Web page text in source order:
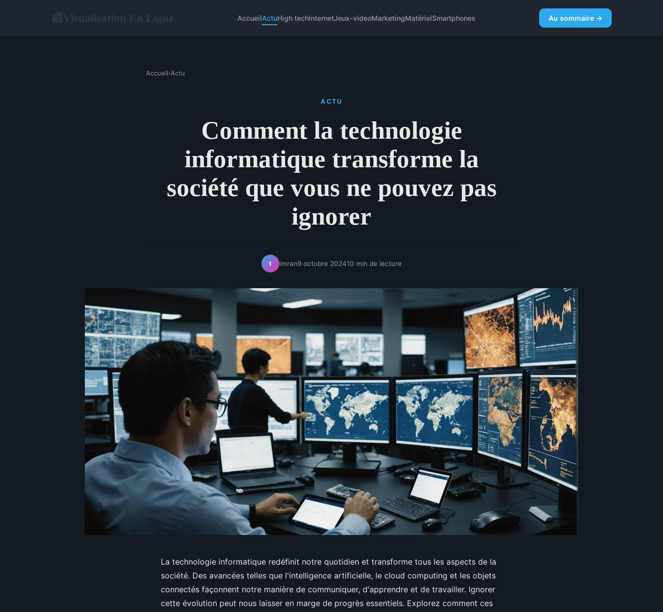
AccueilActuHigh techInternetJeux-videoMarketingMatérielSmartphones Au sommaire →
Accueil›Actu
ACTU
Comment la technologie
informatique transforme la
société que vous ne pouvez pas
ignorer
I Imran9 octobre 202410 min de lecture
La technologie informatique redéfinit notre quotidien et transforme tous les aspects de la
société. Des avancées telles que l'intelligence artificielle, le cloud computing et les objets
connectés façonnent notre manière de communiquer, d'apprendre et de travailler. Ignorer
cette évolution peut nous laisser en marge de progrès essentiels. Explorez comment ces